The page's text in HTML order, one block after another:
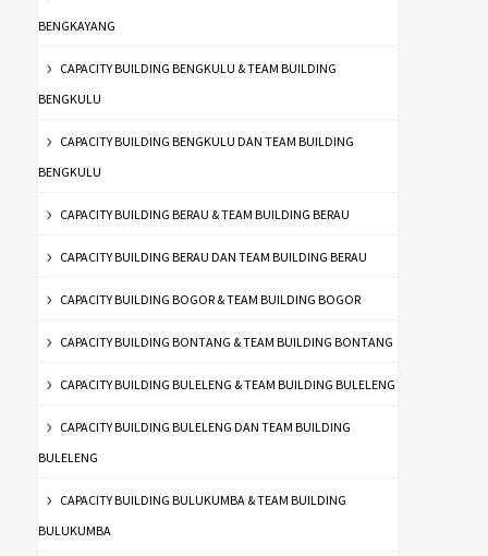
BENGKAYANG
CAPACITY BUILDING BENGKULU & TEAM BUILDING
BENGKULU
CAPACITY BUILDING BENGKULU DAN TEAM BUILDING
BENGKULU
CAPACITY BUILDING BERAU & TEAM BUILDING BERAU
CAPACITY BUILDING BERAU DAN TEAM BUILDING BERAU
CAPACITY BUILDING BOGOR & TEAM BUILDING BOGOR
CAPACITY BUILDING BONTANG & TEAM BUILDING BONTANG
CAPACITY BUILDING BULELENG & TEAM BUILDING BULELENG
CAPACITY BUILDING BULELENG DAN TEAM BUILDING
BULELENG
CAPACITY BUILDING BULUKUMBA & TEAM BUILDING
BULUKUMBA